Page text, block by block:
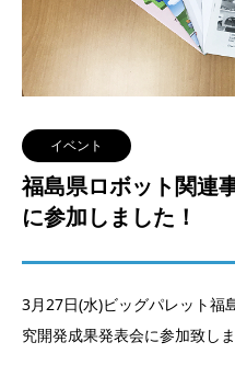
イベント
福島県ロボット関連
に参加しました！
3月27日(水)ビッグパレット福
究開発成果発表会に参加致し